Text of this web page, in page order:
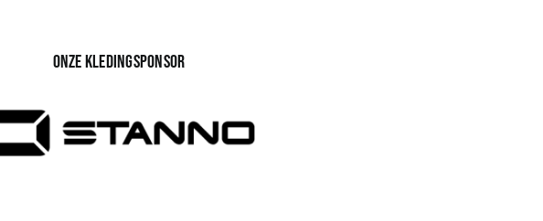
Onze kledingsponsor